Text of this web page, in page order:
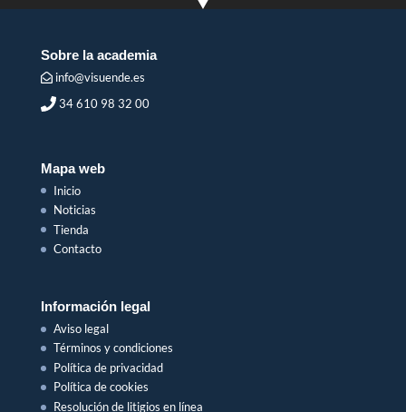
Sobre la academia
info@visuende.es
34 610 98 32 00
Mapa web
Inicio
Noticias
Tienda
Contacto
Información legal
Aviso legal
Términos y condiciones
Política de privacidad
Política de cookies
Resolución de litigios en línea